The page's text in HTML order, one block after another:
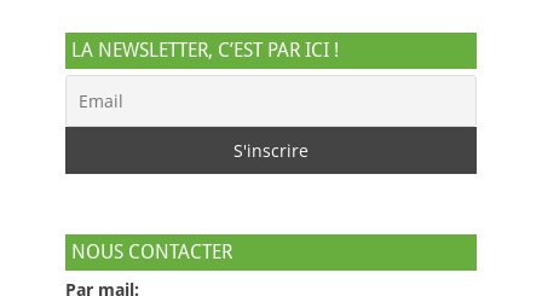
LA NEWSLETTER, C’EST PAR ICI !
NOUS CONTACTER
Par mail: